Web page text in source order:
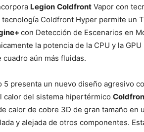
Legion Coldfront Vapor con
tecnología Coldfront Hyper permite un
con Detección de Escenarios en
la potencia de la CPU y la
aún más fluidas.
5 presenta un nuevo diseño agresivo
calor del sistema hipertérmico
calor de cobre 3D de gran tamaño en
y alejada de otros componentes.